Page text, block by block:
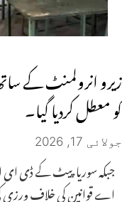
زیرو انرولمنٹ کے
کو معطل کردیا گیا۔
جولائی 17, 2026
جبکہ سوریا پیٹ کے ڈی ای
اے قوانین کی خلاف ورزی